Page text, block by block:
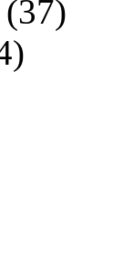
(37)